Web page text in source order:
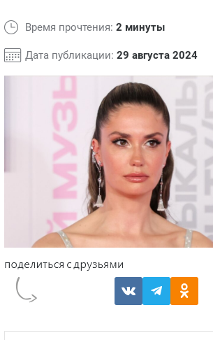
Время прочтения: 2 минуты
Дата публикации: 29 августа 2024